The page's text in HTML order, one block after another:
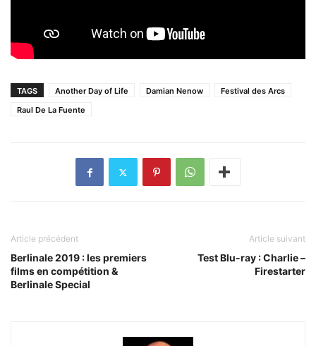
TAGS Another Day of Life Damian Nenow
Festival des Arcs
Raul De La Fuente
Article précédent
Berlinale 2019 : les premiers
films en compétition &
Berlinale Special
Article suivant
Test Blu-ray : Charlie –
Firestarter